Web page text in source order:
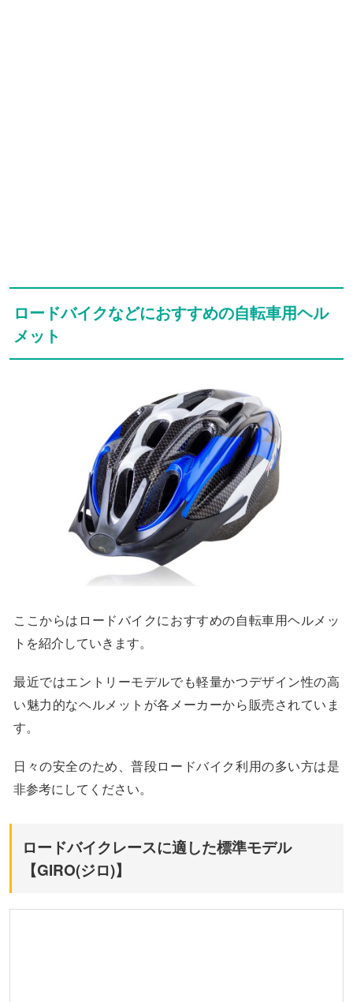
ロードバイクなどにおすすめの自転車用ヘル
メット
ここからはロードバイクにおすすめの自転車用ヘルメッ
トを紹介していきます。
最近ではエントリーモデルでも軽量かつデザイン性の高
い魅力的なヘルメットが各メーカーから販売されていま
す。
日々の安全のため、普段ロードバイク利用の多い方は是
非参考にしてください。
ロードバイクレースに適した標準モデル
【GIRO(ジロ)】